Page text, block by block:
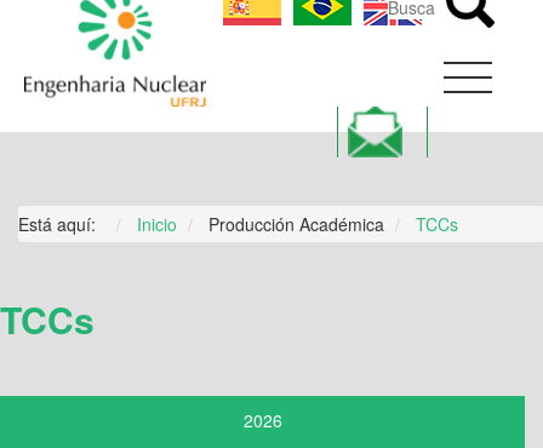
CONTEÚDO
Está aquí: Inicio Producción Académica TCCs
TCCs
2026